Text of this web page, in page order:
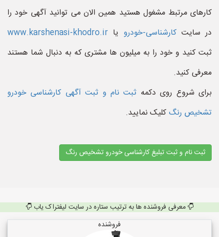
کارهای مرتبط مشغول هستید همین الان می توانید آگهی خود را
در سایتکارشناسی-خودرو یا www.karshenasi-khodro.ir
ثبت کنید و خود را به میلیون ها مشتری که به دنبال شما هستند
معرفی کنید.
برای شروع روی دکمه ثبت نام و ثبت آگهی کارشناسی خودرو
تشخیص رنگ کلیک نمایید.
ثبت نام و ثبت تبلیغ کارشناسی خودرو تشخیص رنگ
معرفی فروشنده ها به ترتیب ستاره در سایت لیفتراک یاب
فروشنده